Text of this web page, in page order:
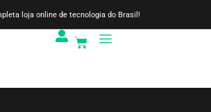
loja online de tecnologia do Brasil!